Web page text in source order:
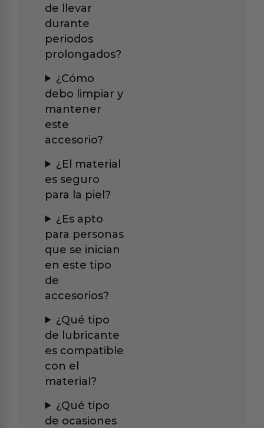
de llevar
durante
periodos
prolongados?
¿Cómo
debo limpiar y
mantener
este
accesorio?
¿El material
es seguro
para la piel?
¿Es apto
para personas
que se inician
en este tipo
de
accesorios?
¿Qué tipo
de lubricante
es compatible
con el
material?
¿Qué tipo
de ocasiones